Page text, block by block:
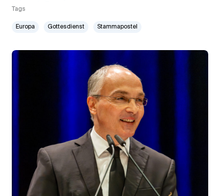
Tags
Europa Gottesdienst Stammapostel